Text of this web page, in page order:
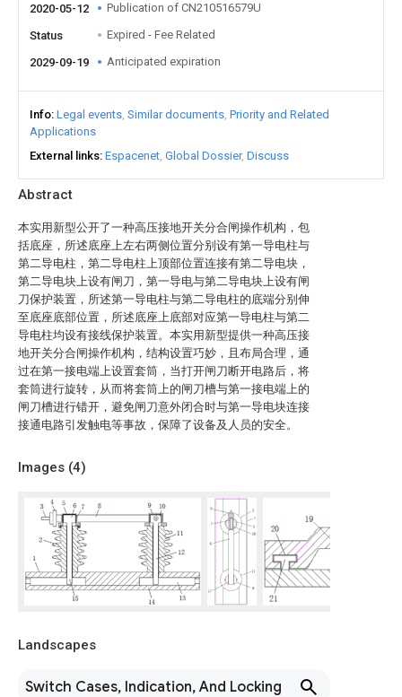
Abstract
本实用新型公开了一种高压接地开关分合闸操作机构，包
括底座，所述底座上左右两侧位置分别设有第一导电柱与
第二导电柱，第二导电柱上顶部位置连接有第二导电块，
第二导电块上设有闸刀，第一导电与第二导电块上设有闸
刀保护装置，所述第一导电柱与第二导电柱的底端分别伸
至底座底部位置，所述底座上底部对应第一导电柱与第二
导电柱均设有接线保护装置。本实用新型提供一种高压接
地开关分合闸操作机构，结构设置巧妙，且布局合理，通
过在第一接电端上设置套筒，当打开闸刀断开电路后，将
套筒进行旋转，从而将套筒上的闸刀槽与第一接电端上的
闸刀槽进行错开，避免闸刀意外闭合时与第一导电块连接
接通电路引发触电等事故，保障了设备及人员的安全。
Images (4)
Landscapes
Switch Cases, Indication, And Locking
2020-05-12 Publication of CN210516579U
Status Expired - Fee Related
2029-09-19 Anticipated expiration
Info Legal events Similar documents Priority and Related
Applications
External links Espacenet Global Dossier Discuss